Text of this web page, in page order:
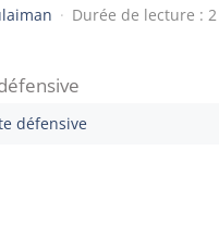
· Durée de lecture : 2
défensive